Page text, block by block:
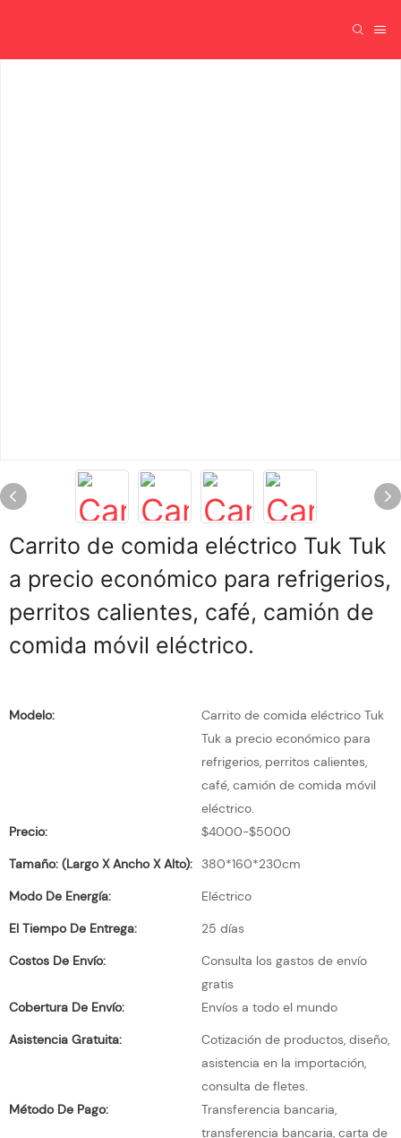
Carrito de comida eléctrico Tuk Tuk
a precio económico para refrigerios,
perritos calientes, café, camión de
comida móvil eléctrico.
Modelo:
Carrito de comida eléctrico Tuk
Tuk a precio económico para
refrigerios, perritos calientes,
café, camión de comida móvil
eléctrico.
Precio:
$4000-$5000
Tamaño: (largo X Ancho X Alto): 380*160*230cm
Modo De Energía:
Eléctrico
El Tiempo De Entrega:
25 días
Costos De Envío:
Consulta los gastos de envío
gratis
Cobertura De Envío:
Envíos a todo el mundo
Asistencia Gratuita:
Cotización de productos, diseño,
asistencia en la importación,
consulta de fletes.
Método De Pago:
Transferencia bancaria,
transferencia bancaria, carta de